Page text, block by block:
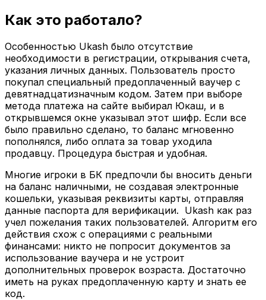
Как это работало?
Особенностью Ukash было отсутствие
необходимости в регистрации, открывания счета,
указания личных данных. Пользователь просто
покупал специальный предоплаченный ваучер с
девятнадцатизначным кодом. Затем при выборе
метода платежа на сайте выбирал Юкаш, и в
открывшемся окне указывал этот шифр. Если все
было правильно сделано, то баланс мгновенно
пополнялся, либо оплата за товар уходила
продавцу. Процедура быстрая и удобная.
Многие игроки в БК предпочли бы вносить деньги
на баланс наличными, не создавая электронные
кошельки, указывая реквизиты карты, отправляя
данные паспорта для верификации. Ukash как раз
учел пожелания таких пользователей. Алгоритм его
действия схож с операциями с реальными
финансами: никто не попросит документов за
использование ваучера и не устроит
дополнительных проверок возраста. Достаточно
иметь на руках предоплаченную карту и знать ее
код.